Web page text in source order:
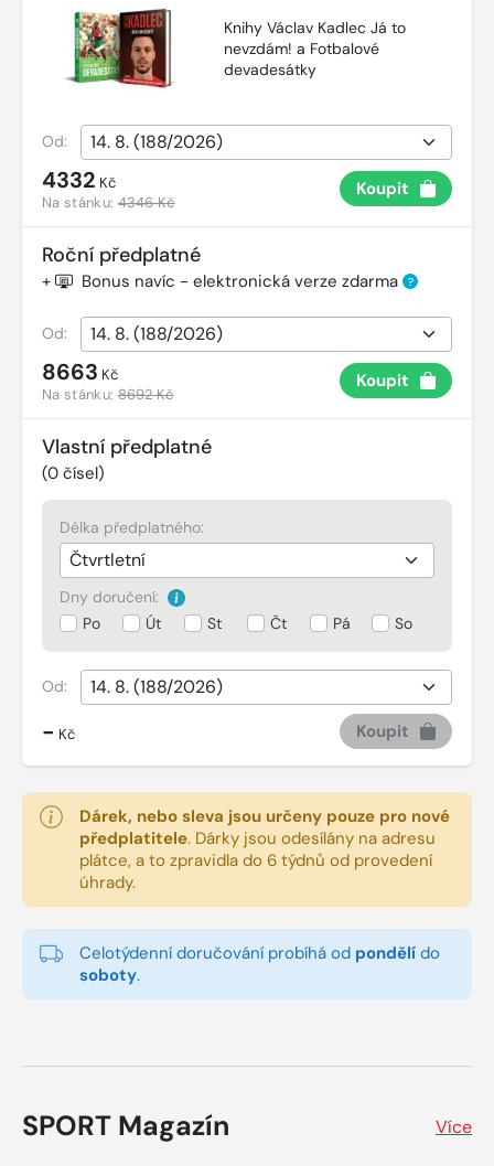
Knihy Václav Kadlec Já to
nevzdám! a Fotbalové
devadesátky
Od:
4332 Kč
Na stánku:4346 Kč
Koupit
Roční předplatné
+ Bonus navíc - elektronická verze zdarma ?
Od:
8663 Kč
Na stánku:8692 Kč
Koupit
Vlastní předplatné
(0 čísel)
Délka předplatného:
Dny doručení:
Po
Út St Čt Pá So
Od:
- Kč Koupit
Dárek, nebo sleva jsou určeny pouze pro nové
předplatitele. Dárky jsou odesílány na adresu
plátce, a to zpravidla do 6 týdnů od provedení
úhrady.
Celotýdenní doručování probíhá od pondělí do
soboty.
SPORT Magazín Více